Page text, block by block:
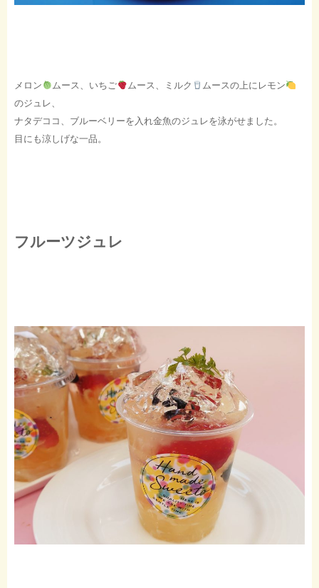
メロン ムース、いちご ムース、ミルク
ムースの上にレモン
のジュレ、
ナタデココ、ブルーベリーを入れ金魚のジュレを泳がせました。
目にも涼しげな一品。
フルーツジュレ